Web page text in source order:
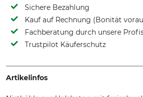
Sichere Bezahlung
Kauf auf Rechnung (Bonität
Fachberatung durch unsere
Trustpilot Käuferschutz
Artikelinfos